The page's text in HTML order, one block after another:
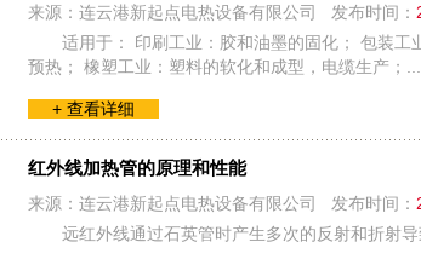
来源：连云港新起点电热设备有限公司 发布时间：
适用于： 印刷工业：胶和油墨的固化； 包装
预热； 橡塑工业：塑料的软化和成型，电缆生产；...
+ 查看详细
红外线加热管的原理和性能
来源：连云港新起点电热设备有限公司 发布时间：
远红外线通过石英管时产生多次的反射和折射